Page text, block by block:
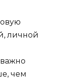
личной
чем